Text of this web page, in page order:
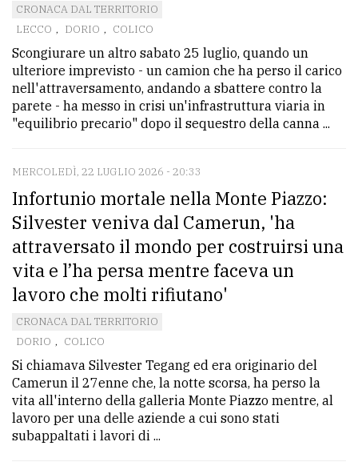
Ricerca
avanzata
LE
ALTRE
TESTATE
PRIVACY
Privacy
policy
Cookie
policy
CRONACA DAL TERRITORIO
LECCO , DORIO , COLICO
Scongiurare un altro sabato 25 luglio, quando un
ulteriore imprevisto - un camion che ha perso il carico
nell'attraversamento, andando a sbattere contro la
parete - ha messo in crisi un'infrastruttura viaria in
"equilibrio precario" dopo il sequestro della canna ...
MERCOLEDÌ, 22 LUGLIO 2026 - 20:33
Infortunio mortale nella Monte Piazzo:
Silvester veniva dal Camerun, 'ha
attraversato il mondo per costruirsi una
vita e l’ha persa mentre faceva un
lavoro che molti rifiutano'
CRONACA DAL TERRITORIO
DORIO , COLICO
Si chiamava Silvester Tegang ed era originario del
Camerun il 27enne che, la notte scorsa, ha perso la
vita all'interno della galleria Monte Piazzo mentre, al
lavoro per una delle aziende a cui sono stati
subappaltati i lavori di ...